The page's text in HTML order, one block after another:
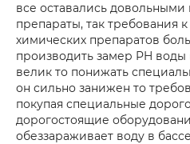
все оставались
препараты, так требования
химических препаратов
производить замер PH воды
велик то понижать
он сильно занижен то
покупая специальные
дорогостоящие
обеззараживает воду в